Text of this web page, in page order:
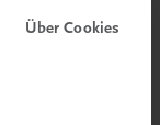
Über Cookies